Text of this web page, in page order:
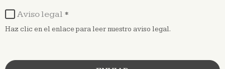
Aviso legal *
Haz clic en el enlace para leer nuestro aviso legal.